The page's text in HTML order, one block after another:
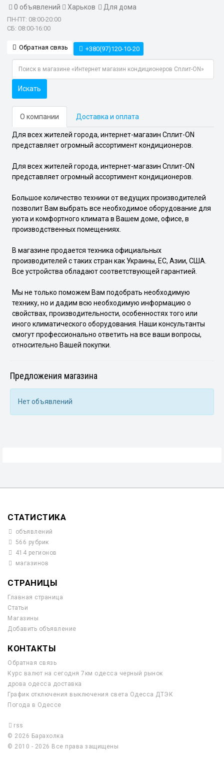
0 объявлений Харьков Для дома
ПН-ПТ: 08:00-20:00
СБ: 08:00-16:00
Обратная связь +380(97)120-10-20
Искать
О компании Доставка и оплата
Для всех жителей города, интернет-магазин Сплит-ON
представляет огромный ассортимент кондиционеров.
Для всех жителей города, интернет-магазин Сплит-ON
представляет огромный ассортимент кондиционеров.
Большое количество техники от ведущих производителей
позволит Вам выбрать все необходимое оборудование для
уюта и комфортного климата в Вашем доме, офисе, в
производственных помещениях.
В магазине продается техника официальных
производителей с таких стран как Украины, ЕС, Азии, США.
Все устройства обладают соответствующей гарантией.
Мы не только поможем Вам подобрать необходимую
технику, но и дадим всю необходимую информацию о
свойствах, производительности, особенностях того или
иного климатического оборудования. Наши консультанты
смогут профессионально ответить на все ваши вопросы,
относительно Вашей покупки.
Предложения магазина
Нет объявлений
СТАТИСТИКА
объявлений
566 рубрик
414 регионов
магазинов
СТРАНИЦЫ
Главная страница
Статьи
Магазины
Добавить объявление
КОНТАКТЫ
Обратная связь
Курс валют на сегодня 7км одесса черный рынок
дрова одесса доставка
График отключения выключения света Одесса ДТЭК
Погода в Одессе
rss
© 2026 Барахолка
© 2010 - 2026 Все права защищены